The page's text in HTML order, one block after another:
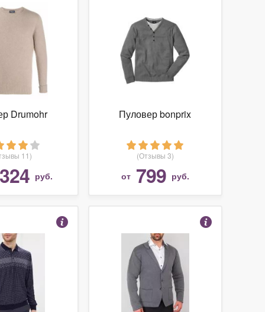
Drumohr
11)
руб.
Пуловер bonprix
(Отзывы 3)
от 799 руб.